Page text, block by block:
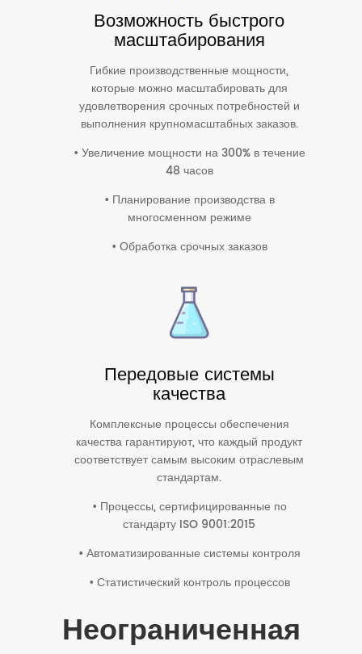
Возможность быстрого
масштабирования
Гибкие производственные мощности,
которые можно масштабировать для
удовлетворения срочных потребностей и
выполнения крупномасштабных заказов.
• Увеличение мощности на 300% в течение
48 часов
• Планирование производства в
многосменном режиме
• Обработка срочных заказов
Передовые системы
качества
Комплексные процессы обеспечения
качества гарантируют, что каждый продукт
соответствует самым высоким отраслевым
стандартам.
• Процессы, сертифицированные по
стандарту ISO 9001:2015
• Автоматизированные системы контроля
• Статистический контроль процессов
Неограниченная